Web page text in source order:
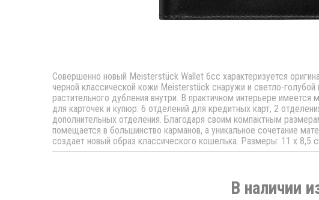
Совершенно новый Meisterstück Wallet 6cc характеризуется
черной классической кожи Meisterstück снаружи и светло-голубой
растительного дубления внутри. В практичном интерьере имеется
для карточек и купюр: 6 отделений для кредитных карт, 2
дополнительных отделения. Благодаря своим компактным
помещается в большинство карманов, а уникальное сочетание
создает новый образ классического кошелька. Размеры: 11 х 8,5
В наличии